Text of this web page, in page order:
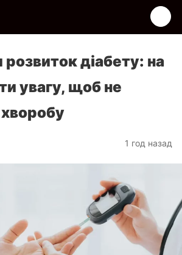
розвиток діабету: на
увагу, щоб не
1 год назад